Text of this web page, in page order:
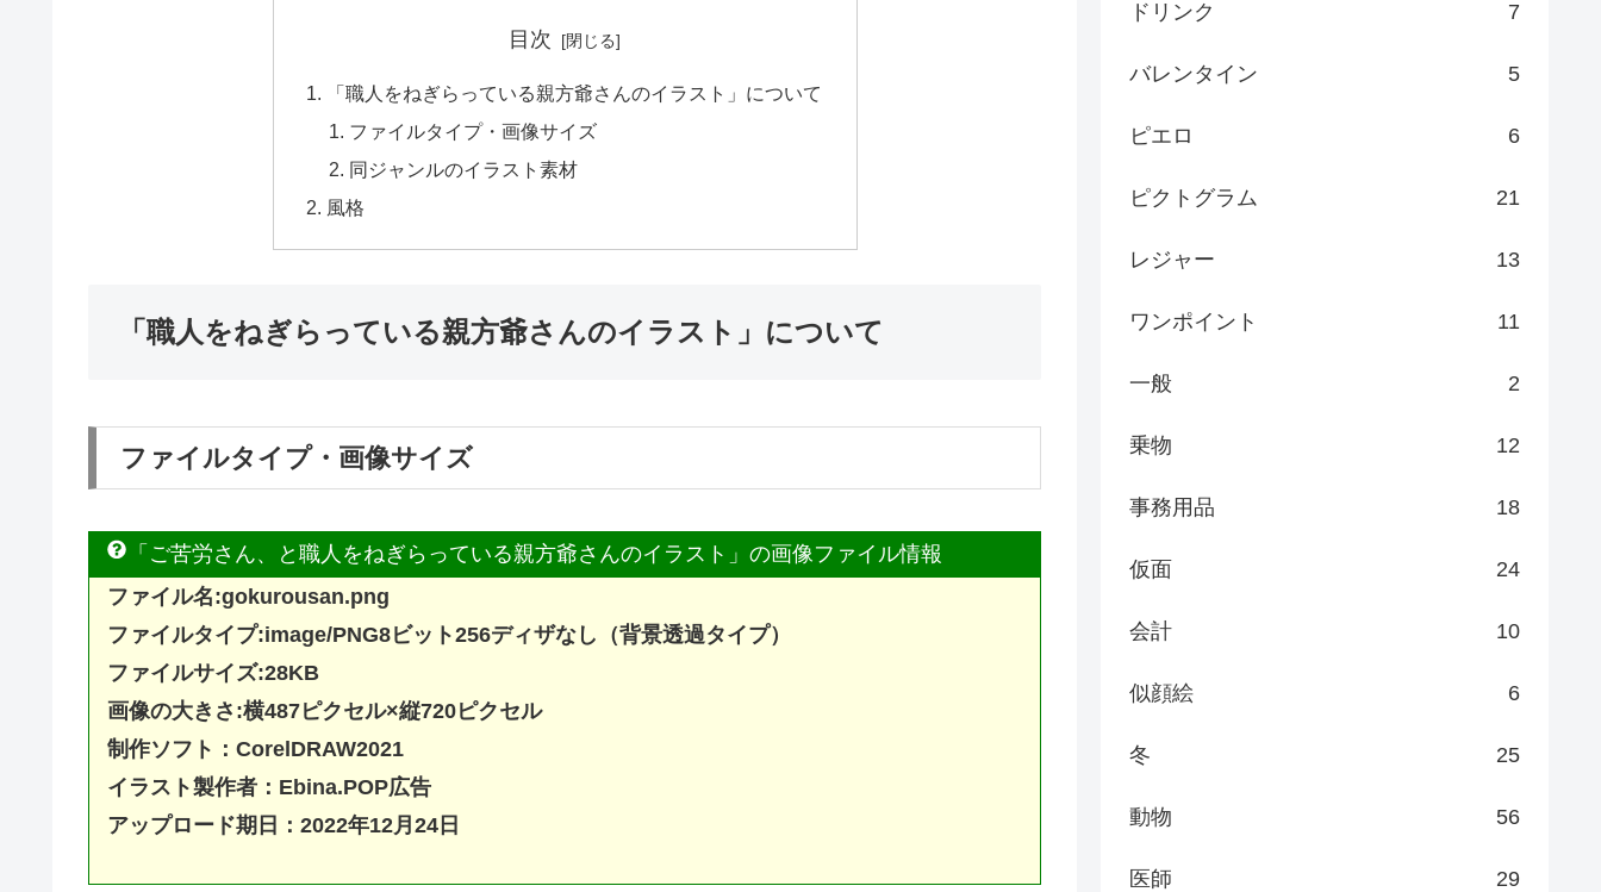
目次
「職人をねぎらっている親方爺さんのイラスト」について
ファイルタイプ・画像サイズ
同ジャンルのイラスト素材
風格
「職人をねぎらっている親方爺さんのイラスト」について
ファイルタイプ・画像サイズ
「ご苦労さん、と職人をねぎらっている親方爺さんのイラスト」の画像ファイル情報
ファイル名:gokurousan.png
ファイルタイプ:image/PNG8ビット256ディザなし（背景透過タイプ）
ファイルサイズ:28KB
画像の大きさ:横487ピクセル×縦720ピクセル
制作ソフト： CorelDRAW2021
イラスト製作者：Ebina.POP広告
アップロード期日：2022年12月24日
ドリンク 7
バレンタイン 5
ピエロ 6
ピクトグラム 21
レジャー 13
ワンポイント 11
一般 2
乗物 12
事務用品 18
仮面 24
会計 10
似顔絵 6
冬 25
動物 56
医師 29